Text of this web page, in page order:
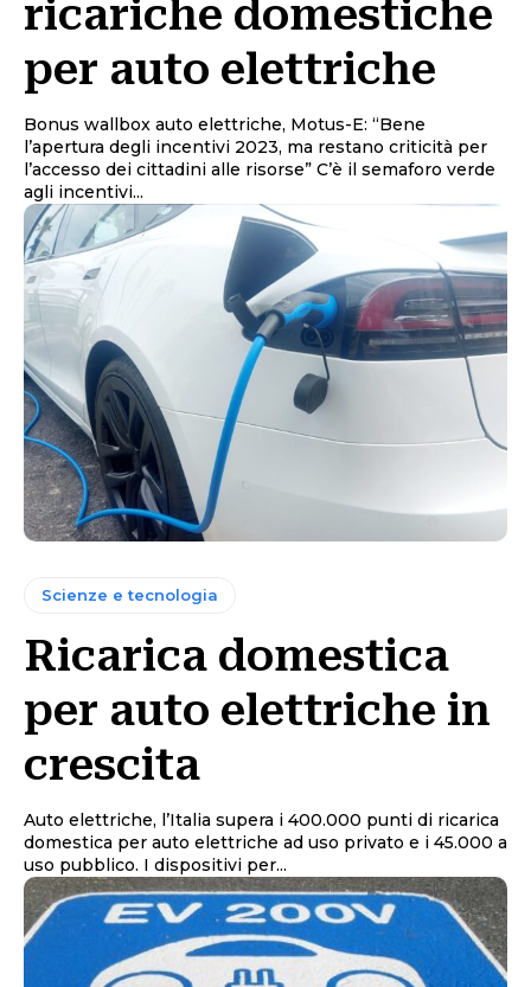
ricariche domestiche
per auto elettriche
Bonus wallbox auto elettriche, Motus-E: “Bene
l’apertura degli incentivi 2023, ma restano criticità per
l’accesso dei cittadini alle risorse” C’è il semaforo verde
agli incentivi...
Scienze e tecnologia
Ricarica domestica
per auto elettriche in
crescita
Auto elettriche, l’Italia supera i 400.000 punti di ricarica
domestica per auto elettriche ad uso privato e i 45.000 a
uso pubblico. I dispositivi per...